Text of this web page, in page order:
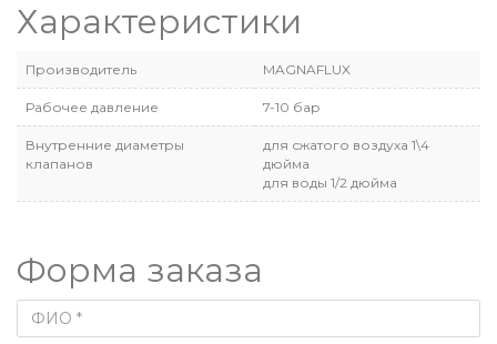
Характеристики
Производитель MAGNAFLUX
Рабочее давление 7-10 бар
Внутренние диаметры
клапанов
для сжатого воздуха 1\4
дюйма
для воды 1/2 дюйма
Форма заказа